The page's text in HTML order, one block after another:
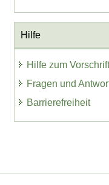
Hilfe
Hilfe zum
Fragen und
Barrierefreiheit